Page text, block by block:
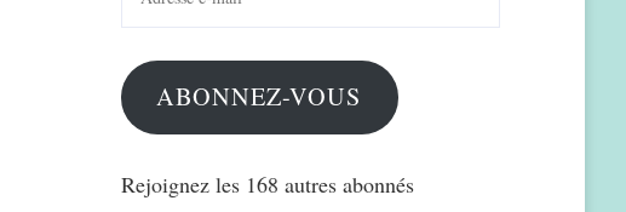
mail
ABONNEZ-VOUS
Rejoignez les 168 autres abonnés